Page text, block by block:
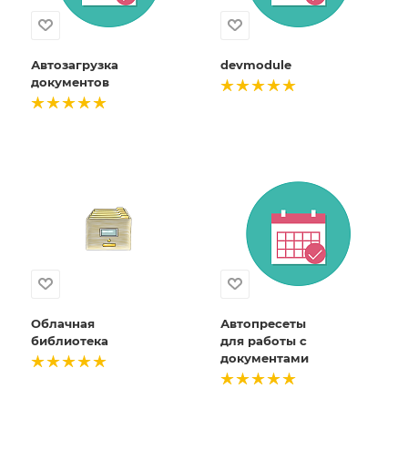
Автозагрузка
документов
devmodule
Облачная
библиотека
Автопресеты
для работы с
документами